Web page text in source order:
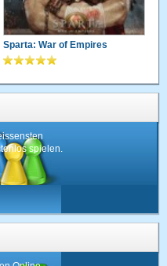
Sparta: War of Empires
spielen.